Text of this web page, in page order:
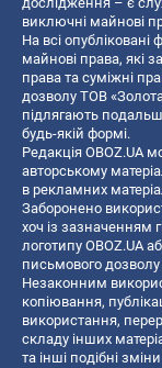
виключні майнові
На всі
майнові права, які
права та суміжні
дозволу ТОВ
підлягають
будь-якій формі.
Редакція OBOZ.UA
авторському
в рекламних
Заборонено
хоч із зазначенням
логотипу OBOZ.UA
письмового
Незаконним
копiювання,
використання,
складу інших
та інші подібні